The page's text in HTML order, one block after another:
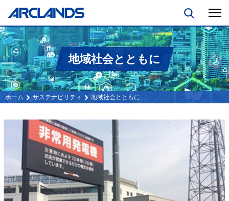
地域社会とともに
サステナビリティ 地域社会とともに